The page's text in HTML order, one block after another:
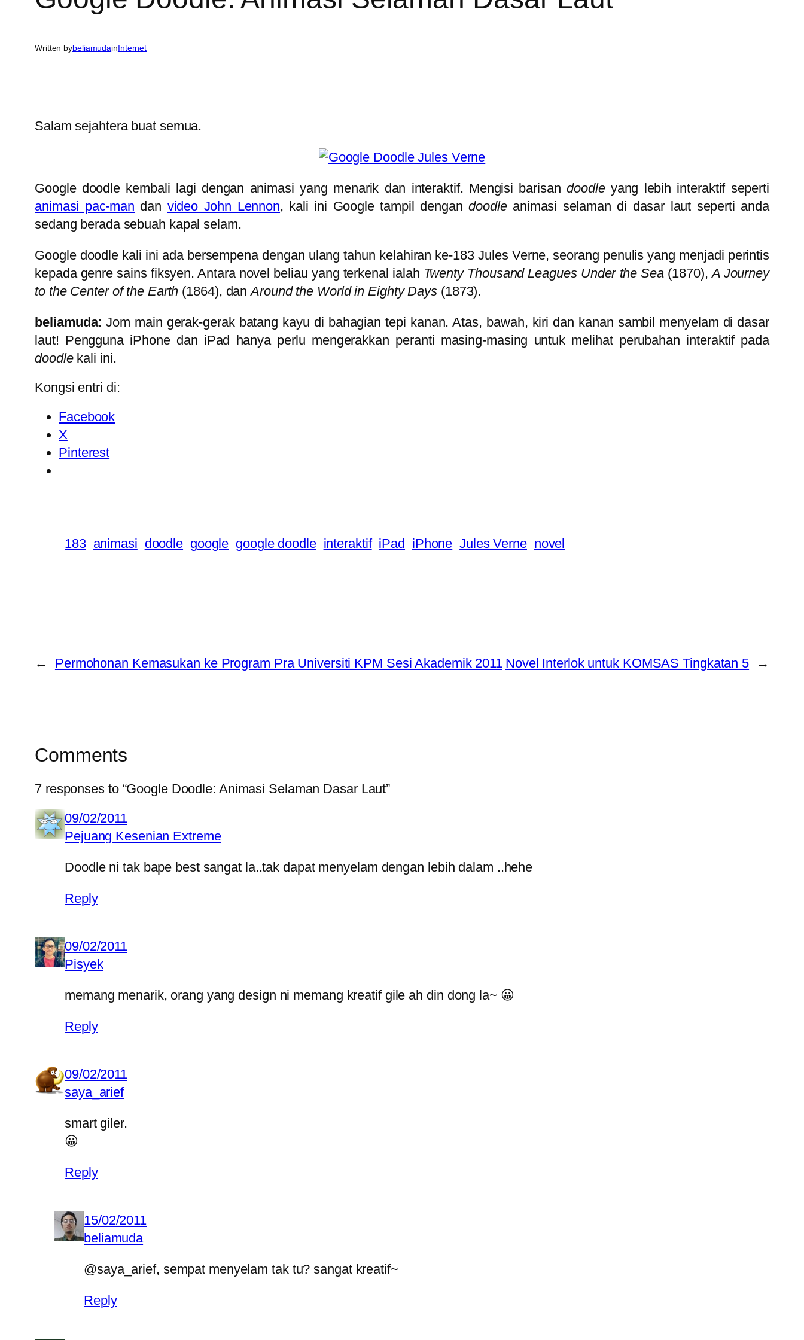
Written bybeliamudainInternet
Salam sejahtera buat semua.
Google doodle kembali lagi dengan animasi yang menarik dan interaktif. Mengisi barisandoodleyang lebih interaktif seperti
animasi pac-man dan video John Lennon, kali ini Google tampil dengandoodleanimasi selaman di dasar laut seperti anda
sedang berada sebuah kapal selam.
Google doodle kali ini ada bersempena dengan ulang tahun kelahiran ke-183 Jules Verne, seorang penulis yang menjadi perintis
kepada genre sains fiksyen. Antara novel beliau yang terkenal ialah Twenty Thousand Leagues Under the Sea (1870),A Journey
to the Center of the Earth (1864), danAround the World in Eighty Days (1873).
beliamuda: Jom main gerak-gerak batang kayu di bahagian tepi kanan. Atas, bawah, kiri dan kanan sambil menyelam di dasar
laut! Pengguna iPhone dan iPad hanya perlu mengerakkan peranti masing-masing untuk melihat perubahan interaktif pada
doodlekali ini.
Kongsi entri di:
Facebook
X
Pinterest
183 animasi doodle google google doodle interaktif iPad iPhone Jules Verne novel
← Permohonan Kemasukan ke Program Pra Universiti KPM Sesi Akademik 2011 Novel Interlok untuk KOMSAS Tingkatan 5 →
Comments
7 responses to “Google Doodle: Animasi Selaman Dasar Laut”
09/02/2011
Pejuang Kesenian Extreme
Doodle ni tak bape best sangat la..tak dapat menyelam dengan lebih dalam ..hehe
Reply
09/02/2011
Pisyek
memang menarik, orang yang design ni memang kreatif gile ah din dong la~ 😀
Reply
09/02/2011
saya_arief
smart giler.
😀
Reply
15/02/2011
beliamuda
@saya_arief, sempat menyelam tak tu? sangat kreatif~
Reply